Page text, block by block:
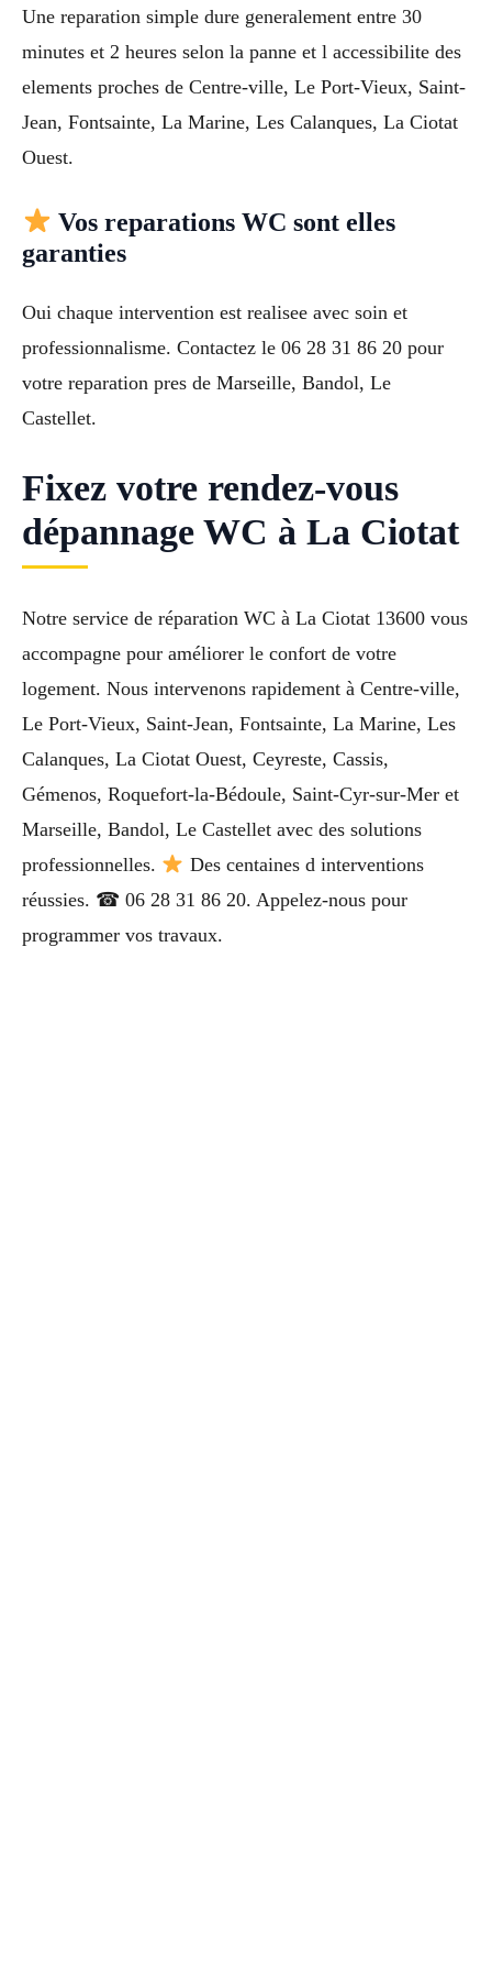
Une reparation simple dure generalement entre 30
minutes et 2 heures selon la panne et l accessibilite des
elements proches de Centre-ville, Le Port-Vieux, Saint-
Jean, Fontsainte, La Marine, Les Calanques, La Ciotat
Ouest.
Vos reparations WC sont elles
garanties
Oui chaque intervention est realisee avec soin et
professionnalisme. Contactez le 06 28 31 86 20 pour
votre reparation pres de Marseille, Bandol, Le
Castellet.
Fixez votre rendez-vous
dépannage WC à La Ciotat
Notre service de réparation WC à La Ciotat 13600 vous
accompagne pour améliorer le confort de votre
logement. Nous intervenons rapidement à Centre-ville,
Le Port-Vieux, Saint-Jean, Fontsainte, La Marine, Les
Calanques, La Ciotat Ouest, Ceyreste, Cassis,
Gémenos, Roquefort-la-Bédoule, Saint-Cyr-sur-Mer et
Marseille, Bandol, Le Castellet avec des solutions
professionnelles.
Des centaines d interventions
réussies. ☎ 06 28 31 86 20. Appelez-nous pour
programmer vos travaux.